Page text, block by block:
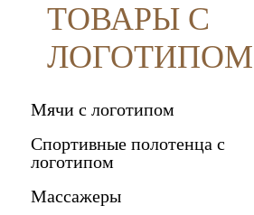
ТОВАРЫ С
ЛОГОТИПОМ
Мячи с логотипом
Спортивные полотенца с
логотипом
Массажеры